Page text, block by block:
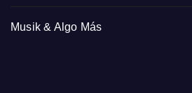
Musik & Algo Más